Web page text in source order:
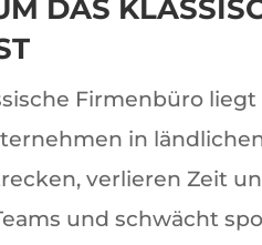
DAS
Firmenbüro
in
verlieren Zeit
und schwächt